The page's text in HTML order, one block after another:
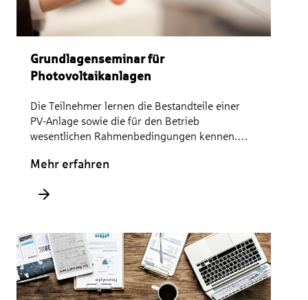
Grundlagenseminar für
Photovoltaikanlagen
Die Teilnehmer lernen die Bestandteile einer
PV-Anlage sowie die für den Betrieb
wesentlichen Rahmenbedingungen kennen.
relevanten Faktoren für den Betrieb einer PV-
Mehr erfahren